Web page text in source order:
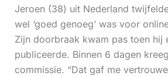
Jeroen (38) uit Nederland
wel ‘goed genoeg’ was voor
Zijn doorbraak kwam pas toen hij
publiceerde. Binnen 6 dagen
commissie. “Dat gaf me